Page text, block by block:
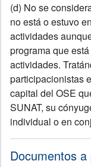
(d) No se
no está o estuvo
actividades
programa que
actividades.
participacionistas
capital del OSE
SUNAT, su
individual o en
Documentos